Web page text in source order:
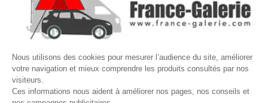
Nous utilisons des cookies pour mesurer l’audience du site, améliorer
votre navigation et mieux comprendre les produits consultés par nos
visiteurs.
Ces informations nous aident à améliorer nos pages, nos conseils et
VOTRE COMPTE 
Site protégé par reCAPTCHA.
LETTRE D'INFORMATIONS